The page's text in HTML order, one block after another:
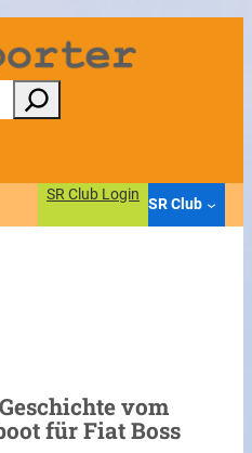
SR Club Login
SR Club
vom
für Fiat Boss